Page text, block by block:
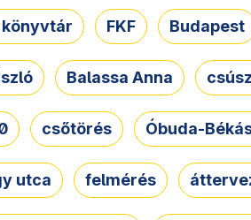
könyvtár FKF Budapest
Balassa Anna
csőtörés Óbuda-
utca felmérés